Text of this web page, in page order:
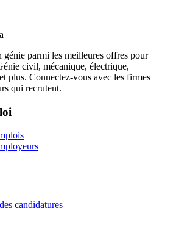
parmi les meilleures offres pour
civil, mécanique, électrique,
plus. Connectez-vous avec les firmes
qui recrutent.
candidatures